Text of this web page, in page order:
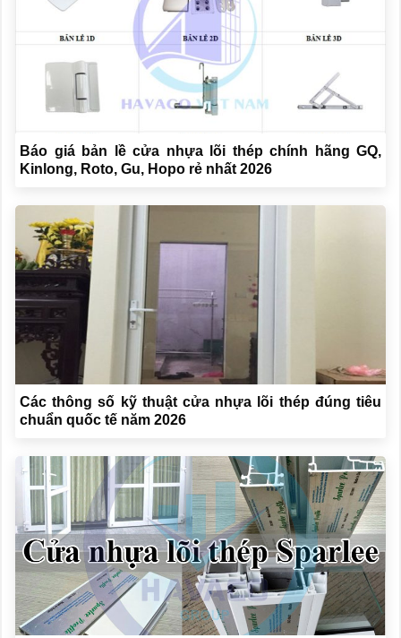
Báo giá bản lề cửa nhựa lõi thép chính hãng GQ,
Kinlong, Roto, Gu, Hopo rẻ nhất 2026
Các thông số kỹ thuật cửa nhựa lõi thép đúng tiêu
chuẩn quốc tế năm 2026